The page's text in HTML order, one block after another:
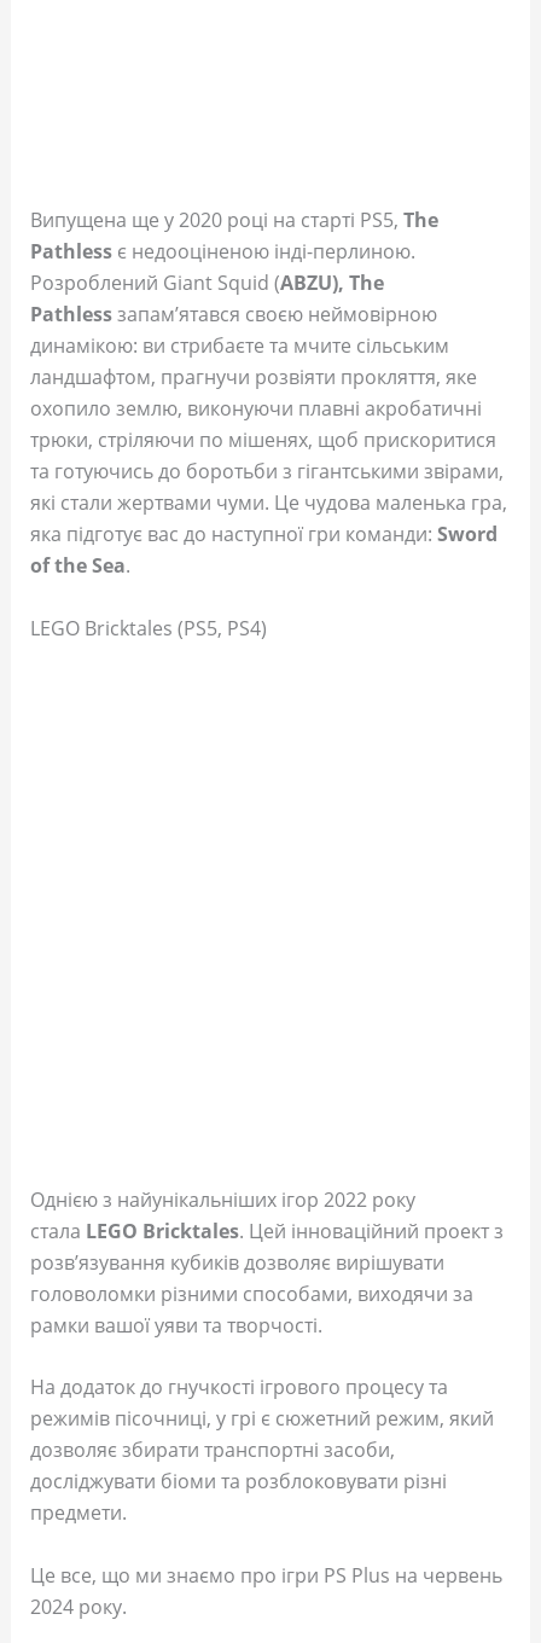
Випущена ще у 2020 році на старті PS5, The
Pathlessє недооціненою інді-перлиною.
Розроблений Giant Squid (ABZU), The
Pathlessзапам’ятався своєю неймовірною
динамікою: ви стрибаєте та мчите сільським
ландшафтом, прагнучи розвіяти прокляття, яке
охопило землю, виконуючи плавні акробатичні
трюки, стріляючи по мішенях, щоб прискоритися
та готуючись до боротьби з гігантськими звірами,
які стали жертвами чуми. Це чудова маленька гра,
яка підготує вас до наступної гри команди: Sword
of the Sea.
LEGO Bricktales (PS5, PS4)
Однією з найунікальніших ігор 2022 року
стала LEGO Bricktales. Цей інноваційний проект з
розв’язування кубиків дозволяє вирішувати
головоломки різними способами, виходячи за
рамки вашої уяви та творчості.
На додаток до гнучкості ігрового процесу та
режимів пісочниці, у грі є сюжетний режим, який
дозволяє збирати транспортні засоби,
досліджувати біоми та розблоковувати різні
предмети.
Це все, що ми знаємо про ігри PS Plus на червень
2024 року.